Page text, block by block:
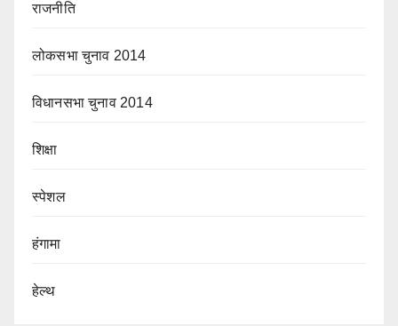
राजनीति
लोकसभा चुनाव 2014
विधानसभा चुनाव 2014
शिक्षा
स्पेशल
हंगामा
हेल्थ